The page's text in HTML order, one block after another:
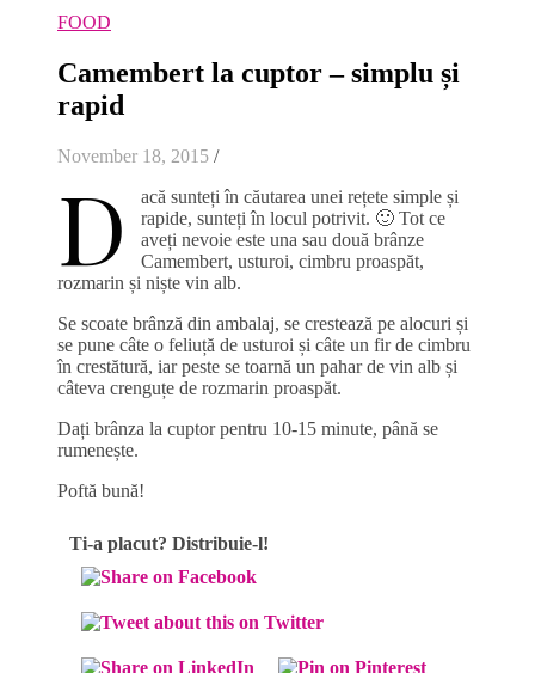
FOOD
Camembert la cuptor – simplu și
rapid
November 18, 2015 /
D
acă sunteți în căutarea unei rețete simple și
rapide, sunteți în locul potrivit. 🙂 Tot ce
aveți nevoie este una sau două brânze
Camembert, usturoi, cimbru proaspăt,
rozmarin și niște vin alb.
Se scoate brânză din ambalaj, se crestează pe alocuri și
se pune câte o feliuță de usturoi și câte un fir de cimbru
în crestătură, iar peste se toarnă un pahar de vin alb și
câteva crenguțe de rozmarin proaspăt.
Dați brânza la cuptor pentru 10-15 minute, până se
rumenește.
Poftă bună!
Ti-a placut? Distribuie-l!